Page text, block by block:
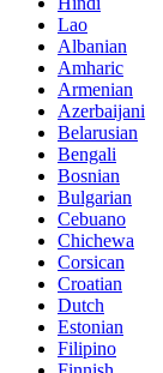
Lao
Albanian
Amharic
Armenian
Azerbaijani
Belarusian
Bengali
Bosnian
Bulgarian
Cebuano
Chichewa
Corsican
Croatian
Dutch
Estonian
Filipino